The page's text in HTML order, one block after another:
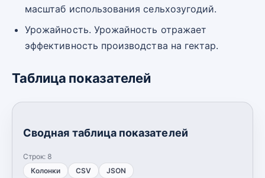
масштаб использования сельхозугодий.
Урожайность. Урожайность отражает
эффективность производства на гектар.
Таблица показателей
Сводная таблица показателей
Строк: 8
Колонки
CSV JSON